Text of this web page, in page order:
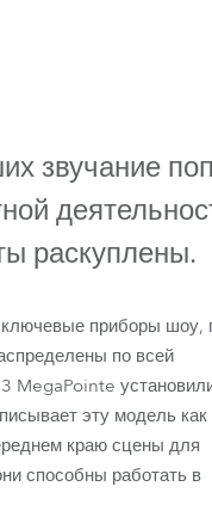
Global
звучание
раскуплены.
приборы шоу,
по всей
MegaPointe
эту модель как
краю сцены для
способны работать в